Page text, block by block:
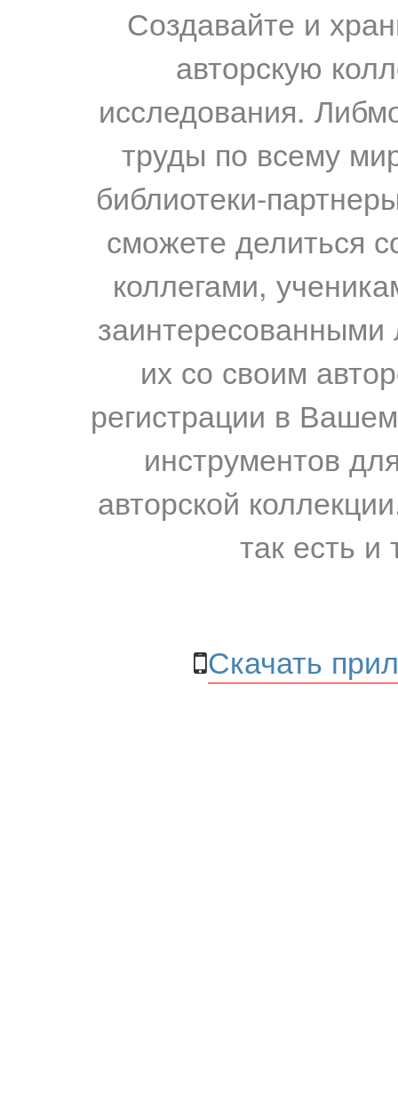
Создавайте и
авторскую
исследования.
труды по всему
библиотеки-
сможете делиться
коллегами,
их со своим
регистрации в
инструментов
авторской
так есть и
Скачать